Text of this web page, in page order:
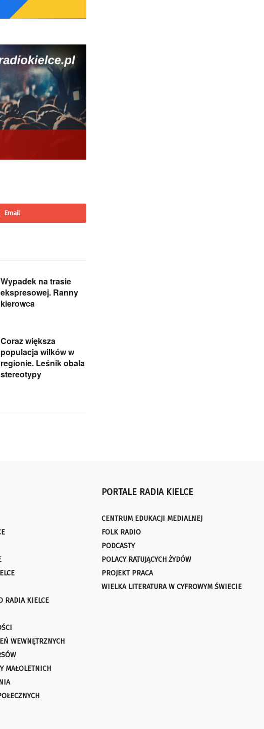
Email
Wypadek na trasie
ekspresowej. Ranny
kierowca
Coraz większa
populacja wilków w
regionie. Leśnik obala
stereotypy
RADIA KIELCE
WEWNĘTRZNYCH
MAŁOLETNICH
PORTALE RADIA KIELCE
CENTRUM EDUKACJI MEDIALNEJ
FOLK RADIO
PODCASTY
POLACY RATUJĄCYCH ŻYDÓW
PROJEKT PRACA
WIELKA LITERATURA W CYFROWYM ŚWIECIE